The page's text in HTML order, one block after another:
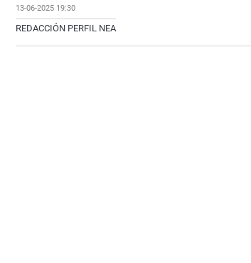
13-06-2025 19:30
REDACCIÓN PERFIL NEA